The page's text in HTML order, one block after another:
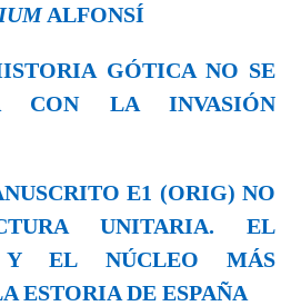
ALFONSÍ
GÓTICA NO SE
CON LA INVASIÓN
E1 (ORIG) NO
UNITARIA. EL
Y EL NÚCLEO MÁS
ESTORIA DE ESPAÑA